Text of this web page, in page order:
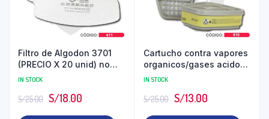
Filtro de Algodon 3701
(PRECIO X 20 unid) no
incl. IGV
IN STOCK
S/25.00 S/18.00
Cartucho contra vapores
organicos/gases acidos
6003, no incl. IGV
IN STOCK
S/25.00 S/13.00